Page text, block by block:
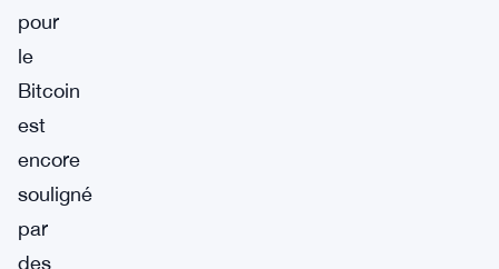
pour
le
Bitcoin
est
encore
souligné
par
des